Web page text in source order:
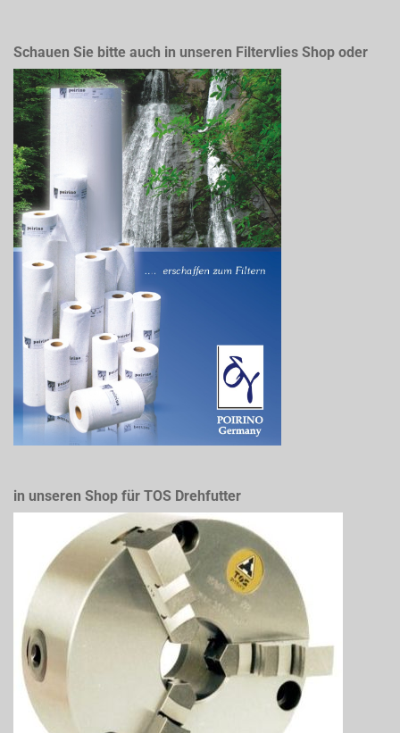
Schauen Sie bitte auch in unseren Filtervlies Shop oder
in unseren Shop für TOS Drehfutter